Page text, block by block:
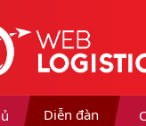
Diễn đàn